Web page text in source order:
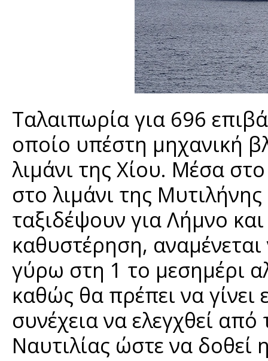
Ταλαιπωρία για 696
οποίο υπέστη μηχανική
λιμάνι της Χίου. Μέσα
στο λιμάνι της
ταξιδέψουν για Λήμνο
καθυστέρηση,
γύρω στη 1 το μεσημέρι
καθώς θα πρέπει να
συνέχεια να ελεγχθεί
Ναυτιλίας ώστε να δοθεί